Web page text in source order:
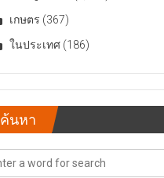
เกษตร (367)
ในประเทศ (186)
ค้นหา